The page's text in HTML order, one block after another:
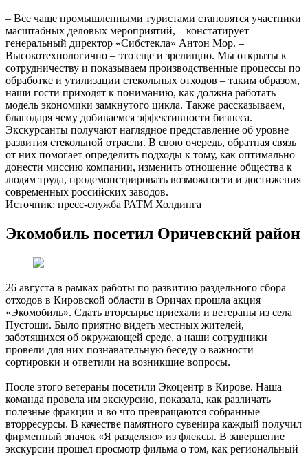
– Все чаще промышленными туристами становятся участники
масштабных деловых мероприятий, – констатирует
генеральный директор «Сибстекла» Антон Мор. –
Высокотехнологично – это еще и зрелищно. Мы открыты к
сотрудничеству и показываем производственные процессы по
обработке и утилизации стекольных отходов – таким образом,
наши гости приходят к пониманию, как должна работать
модель экономики замкнутого цикла. Также рассказываем,
благодаря чему добиваемся эффективности бизнеса.
Экскурсанты получают наглядное представление об уровне
развития стекольной отрасли. В свою очередь, обратная связь
от них помогает определить подходы к тому, как оптимально
донести миссию компании, изменить отношение общества к
людям труда, продемонстрировать возможности и достижения
современных российских заводов.
Источник: пресс-служба РАТМ Холдинга
Экомобиль посетил Оричевский район
26 августа в рамках работы по развитию раздельного сбора
отходов в Кировской области в Оричах прошла акция
«Экомобиль». Сдать вторсырье приехали и ветераны из села
Пустоши. Было приятно видеть местных жителей,
заботящихся об окружающей среде, а наши сотрудники
провели для них познавательную беседу о важности
сортировки и ответили на возникшие вопросы.
После этого ветераны посетили Экоцентр в Кирове. Наша
команда провела им экскурсию, показала, как различать
полезные фракции и во что превращаются собранные
вторресурсы. В качестве памятного сувенира каждый получил
фирменный значок «Я разделяю» из флексы. В завершение
экскурсии прошел просмотр фильма о том, как региональный